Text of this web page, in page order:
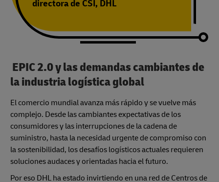
directora de CSI, DHL
EPIC 2.0 y las demandas cambiantes de
la industria logística global
El comercio mundial avanza más rápido y se vuelve más
complejo. Desde las cambiantes expectativas de los
consumidores y las interrupciones de la cadena de
suministro, hasta la necesidad urgente de compromiso con
la sostenibilidad, los desafíos logísticos actuales requieren
soluciones audaces y orientadas hacia el futuro.
Por eso DHL ha estado invirtiendo en una red de Centros de